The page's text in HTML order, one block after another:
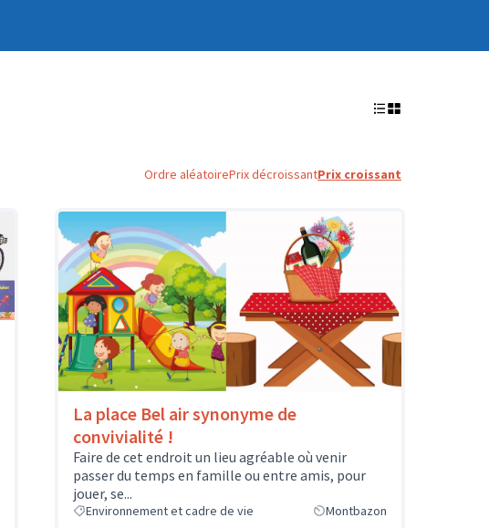
Ordre aléatoirePrix décroissantPrix croissant
La place Bel air synonyme de
convivialité !
Faire de cet endroit un lieu agréable où venir
passer du temps en famille ou entre amis, pour
jouer, se...
Environnement et cadre de vie Montbazon